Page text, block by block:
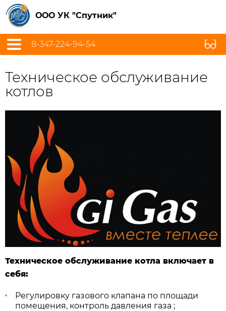
ООО УК "Спутник"
8-347-224-94-54
Техническое обслуживание
котлов
Техническое обслуживание котла включает в
себя:
Регулировку газового клапана по площади
помещения, контроль давления газа ;